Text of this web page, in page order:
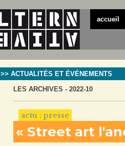
accueil
>> ACTUALITÉS ET ÉVÉNEMENTS
LES ARCHIVES - 2022-10
actu : presse
« Street art